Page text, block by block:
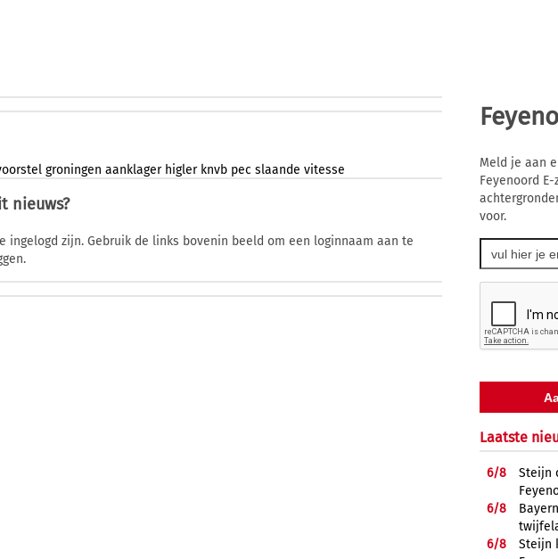
groningen aanklager higler knvb pec slaande vitesse
nieuws?
ingelogd zijn. Gebruik de links bovenin beeld om een loginnaam aan te
Meld je aan
Feyenoord
voor.
Laatste
6/8
Steijn
6/8
6/8
Steijn